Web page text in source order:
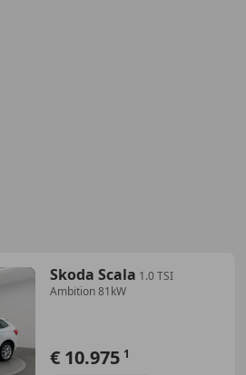
Skoda Scala 1.0 TSI
Ambition 81kW
€ 10.975 1